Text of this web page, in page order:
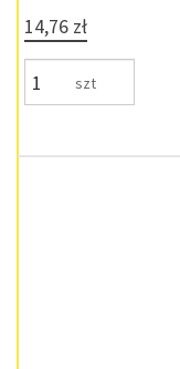
14,76 zł
szt